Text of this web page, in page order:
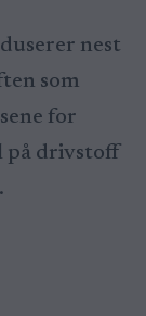
nest
som
for
på drivstoff